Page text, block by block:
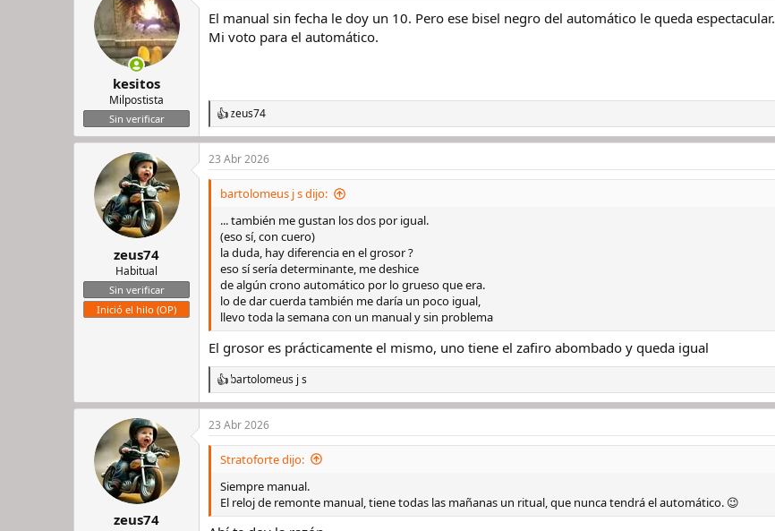
i
o
kesitos
Milpostista
Sin verificar
El manual sin fecha le doy un 10. Pero ese bisel negro del automático le queda espectacular.
Mi voto para el automático.
R
e
a
c
c
e
zeus74
zeus74
Habitual
Sin verificar
Inició el hilo (OP)
23 Abr 2026
bartolomeus j s dijo:
... también me gustan los dos por igual.
(eso sí, con cuero)
la duda, hay diferencia en el grosor ?
eso sí sería determinante, me deshice
de algún crono automático por lo grueso que era.
lo de dar cuerda también me daría un poco igual,
llevo toda la semana con un manual y sin problema
El grosor es prácticamente el mismo, uno tiene el zafiro abombado y queda igual
R
e
a
c
c
n
s
bartolomeus j s
zeus74
23 Abr 2026
Stratoforte dijo:
Siempre manual.
El reloj de remonte manual, tiene todas las mañanas un ritual, que nunca tendrá el automático. 😉